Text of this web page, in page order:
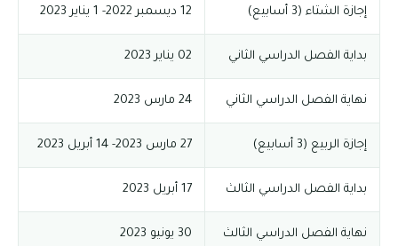
إجازة الشتاء (3 أسابيع) 12 ديسمبر 2022- 1 يناير 2023
بداية الفصل الدراسي الثاني 02 يناير 2023
نهاية الفصل الدراسي الثاني 24 مارس 2023
إجازة الربيع (3 أسابيع) 27 مارس 2023- 14 أبريل 2023
بداية الفصل الدراسي الثالث 17 أبريل 2023
نهاية الفصل الدراسي الثالث 30 يونيو 2023